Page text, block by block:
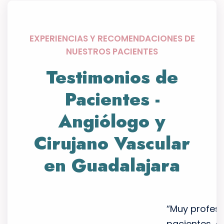
EXPERIENCIAS Y RECOMENDACIONES DE
NUESTROS PACIENTES
Testimonios de
Pacientes -
Angiólogo y
Cirujano Vascular
en Guadalajara
“Muy profesional y al pendiente